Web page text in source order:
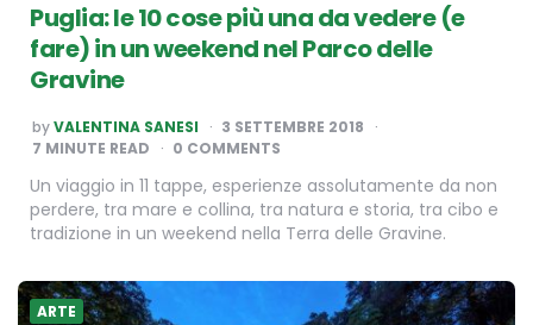
Puglia: le 10 cose più una da vedere (e
fare) in un weekend nel Parco delle
Gravine
POSTED
BY
byVALENTINA SANESI
3 SETTEMBRE 2018
7 MINUTE READ 0 COMMENTS
Un viaggio in 11 tappe, esperienze assolutamente da non
perdere, tra mare e collina, tra natura e storia, tra cibo e
tradizione in un weekend nella Terra delle Gravine.
ARTE